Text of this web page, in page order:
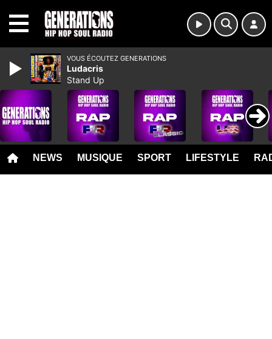
NEWS MUSIQUE SPORT LIFESTYLE
VOUS ÉCOUTEZ GENERATIONS
Ludacris
Stand Up